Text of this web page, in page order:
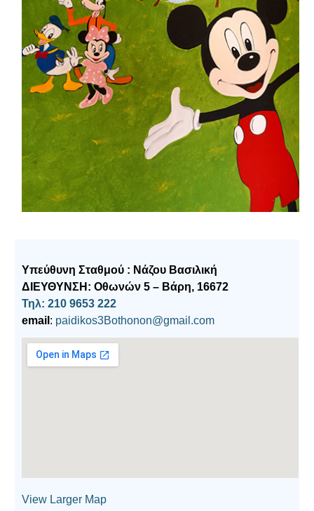
Υπεύθυνη Σταθμού : Νάζου Βασιλική
ΔΙΕΥΘΥΝΣΗ: Οθωνών 5 – Βάρη, 16672
Τηλ: 210 9653 222
email : paidikos3Bothonon@gmail.com
View Larger Map